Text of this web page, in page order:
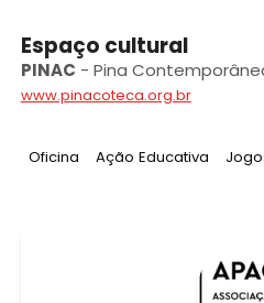
Espaço cultural
PINAC - Pina
www.pinacoteca.org.br
Tag:
Oficina Tag:
Ação Educativa Tag: